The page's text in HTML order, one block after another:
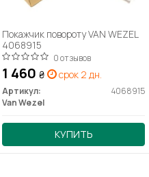
Покажчик повороту VAN WEZEL
4068915
0 отзывов
1 460 ₴ срок 2 дн.
Артикул:
4068915
Van Wezel
КУПИТЬ